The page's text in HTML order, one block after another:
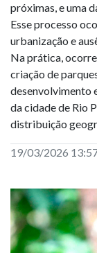
próximas, e uma
Esse processo
urbanização e
Na prática,
criação de
desenvolvimento
da cidade de Rio
distribuição
19/03/2026